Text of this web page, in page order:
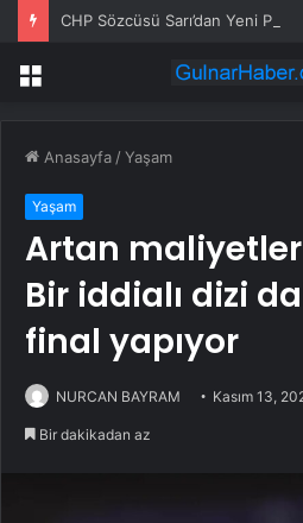
Menü
Anasayfa /Yaşam
Yaşam
Artan
Bir iddialı dizi
final yapıyor
NURCAN BAYRAM Kasım 13,
Bir dakikadan az